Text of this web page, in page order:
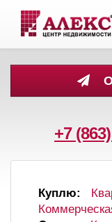
+7
Куплю: